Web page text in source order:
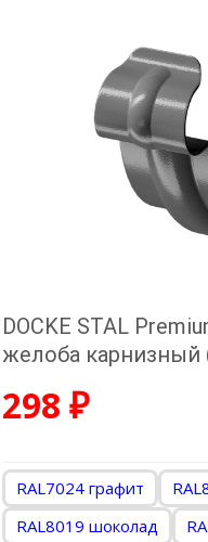
DOCKE STAL
желоба
298 ₽
RAL7024 графит
RAL8019 шоколад